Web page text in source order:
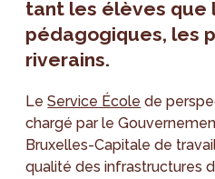
tant les élèves que
pédagogiques, les
riverains.
LeService École de
chargé par le
Bruxelles-Capitale de
qualité des infrastructures